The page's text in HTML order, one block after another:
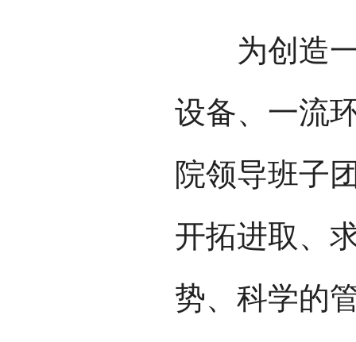
为创造一
设备、一流
院领导班子
开拓进取、
势、科学的